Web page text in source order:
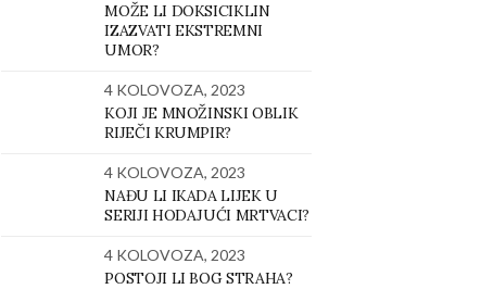
MOŽE LI DOKSICIKLIN
IZAZVATI EKSTREMNI
UMOR?
4 KOLOVOZA, 2023
KOJI JE MNOŽINSKI OBLIK
RIJEČI KRUMPIR?
4 KOLOVOZA, 2023
NAĐU LI IKADA LIJEK U
SERIJI HODAJUĆI MRTVACI?
4 KOLOVOZA, 2023
POSTOJI LI BOG STRAHA?